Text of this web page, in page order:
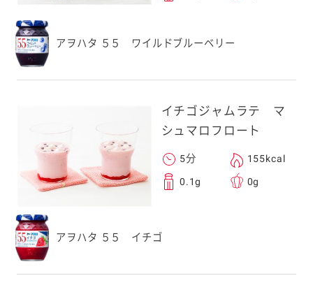
アヲハタ ５５ ワイルドブルーベリー
イチゴジャムラテ マ
シュマロフロート
5分 155kcal
0.1g 0g
アヲハタ ５５ イチゴ